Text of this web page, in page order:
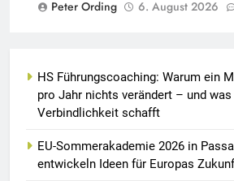
Peter Ording
6. August 2026
HS Führungscoaching: Warum ein
pro Jahr nichts verändert – und
Verbindlichkeit schafft
EU-Sommerakademie 2026 in
entwickeln Ideen für Europas